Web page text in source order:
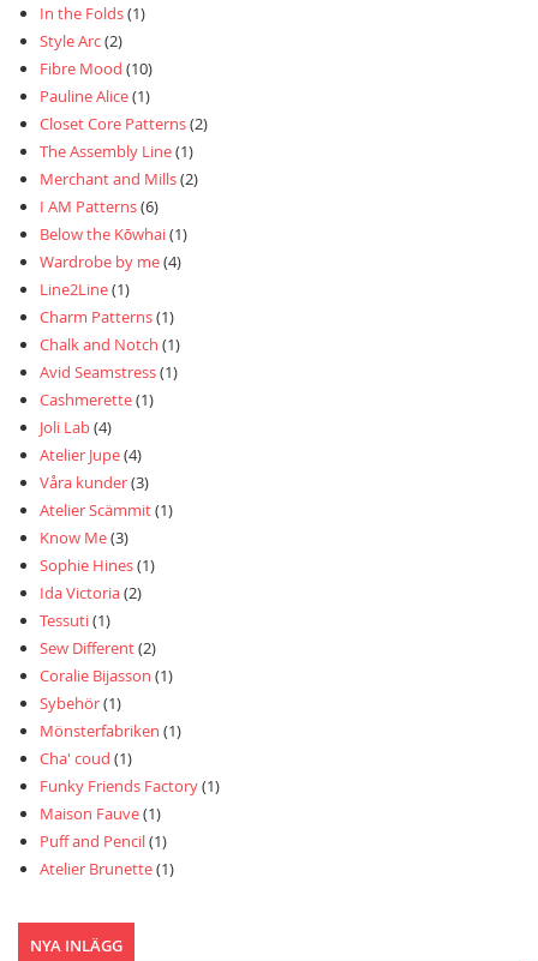
In the Folds(1)
Style Arc(2)
Fibre Mood (10)
Pauline Alice(1)
Closet Core Patterns(2)
The Assembly Line(1)
Merchant and Mills(2)
I AM Patterns(6)
Below the Kōwhai(1)
Wardrobe by me(4)
Line2Line(1)
Charm Patterns(1)
Chalk and Notch (1)
Avid Seamstress(1)
Cashmerette(1)
Joli Lab(4)
Atelier Jupe(4)
Våra kunder(3)
Atelier Scämmit(1)
Know Me(3)
Sophie Hines(1)
Ida Victoria(2)
Tessuti(1)
Sew Different(2)
Coralie Bijasson (1)
Sybehör(1)
Mönsterfabriken (1)
Cha' coud (1)
Funky Friends Factory(1)
Maison Fauve(1)
Puff and Pencil(1)
Atelier Brunette(1)
NYA INLÄGG